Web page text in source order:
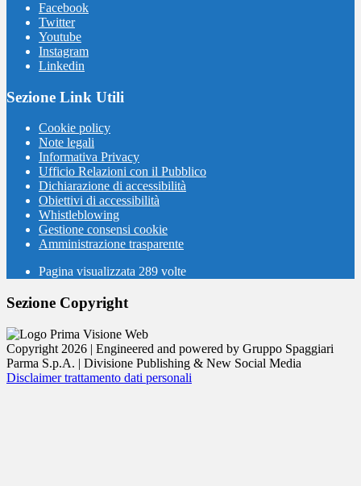
Facebook
Twitter
Youtube
Instagram
Linkedin
Sezione Link Utili
Cookie policy
Note legali
Informativa Privacy
Ufficio Relazioni con il Pubblico
Dichiarazione di accessibilità
Obiettivi di accessibilità
Whistleblowing
Gestione consensi cookie
Amministrazione trasparente
Pagina visualizzata 289 volte
Sezione Copyright
Copyright 2026 | Engineered and powered by Gruppo Spaggiari
Parma S.p.A. | Divisione Publishing & New Social Media
Disclaimer trattamento dati personali